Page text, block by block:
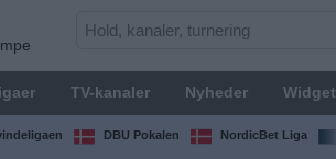
TV-kanaler Nyheder Widget
DBU Pokalen NordicBet Liga